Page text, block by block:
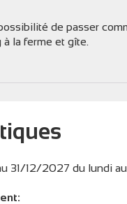
de passer
à la ferme et gîte.
12/2027 du lundi au